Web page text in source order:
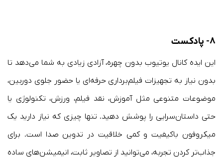
۸- پادکست
این ایده کانال یوتیوب بدون چهره، آزادی زیادی به شما می‌دهد تا
بدون نیاز به تجهیزات فیلم‌برداری حرفه‌ای یا حضور جلوی دوربین،
موضوعات متنوعی مثل آموزش، نقد فیلم، ورزش، تکنولوژی یا
حتی داستان‌سرایی را پوشش دهید. تنها چیزی که نیاز دارید یک
میکروفون باکیفیت و کمی خلاقیت در تدوین صدا است. برای
جذاب‌تر کردن تجربه، می‌توانید از تصاویر ثابت، انیمیشن‌های ساده